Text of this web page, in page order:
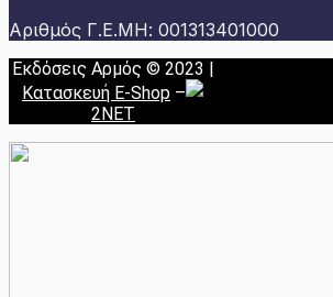
Αριθμός Γ.Ε.ΜΗ: 001313401000
Εκδόσεις Αρμός © 2023 |
Κατασκευή E-Shop –
2NET